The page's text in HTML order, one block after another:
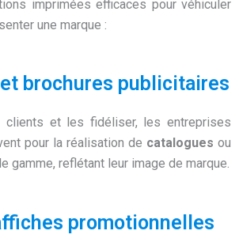
imprimées efficaces pour véhiculer
une marque :
brochures publicitaires
clients et les fidéliser, les entreprises
pour la réalisation de catalogues ou
gamme, reflétant leur image de marque.
promotionnelles